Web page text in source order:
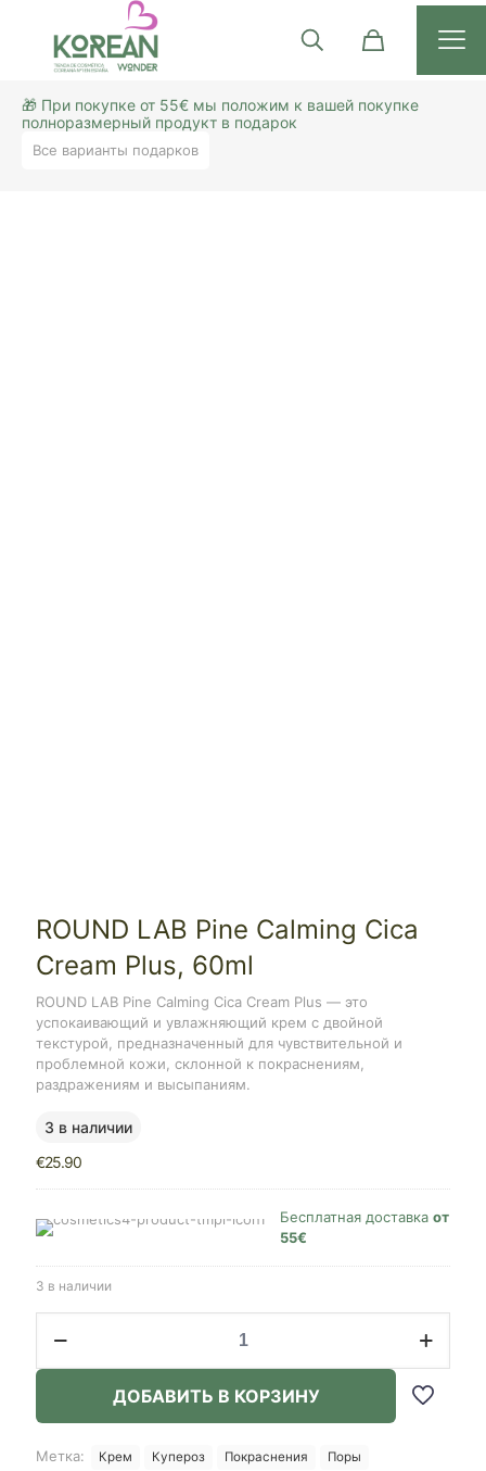
🎁 При покупке от 55€ мы положим к вашей покупке
полноразмерный продукт в подарок
Все варианты подарков
ROUND LAB Pine Calming Cica
Cream Plus, 60ml
ROUND LAB Pine Calming Cica Cream Plus — это
успокаивающий и увлажняющий крем с двойной
текстурой, предназначенный для чувствительной и
проблемной кожи, склонной к покраснениям,
раздражениям и высыпаниям.
3 в наличии
€25.90
Бесплатная доставка от
55€
3 в наличии
товара
Calming
Cream
ДОБАВИТЬ В КОРЗИНУ
Метка: Крем Купероз Покраснения
Поры